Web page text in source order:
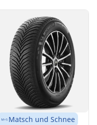
Matsch und Schnee